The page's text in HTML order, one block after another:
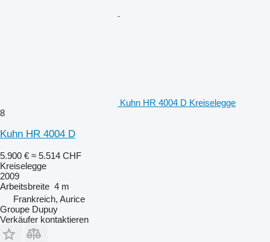
Kuhn HR 4004 D Kreiselegge
8
Kuhn HR 4004 D
5.900 € ≈ 5.514 CHF
Kreiselegge
2009
Arbeitsbreite 4 m
Frankreich, Aurice
Groupe Dupuy
Verkäufer kontaktieren